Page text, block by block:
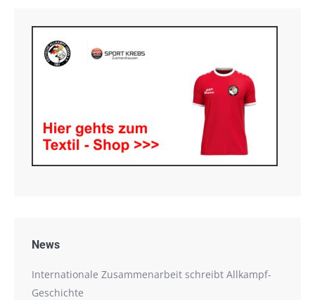
News
Internationale Zusammenarbeit schreibt Allkampf-
Geschichte